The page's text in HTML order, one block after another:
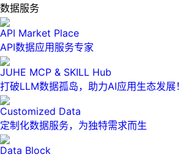
数据服务
API Market Place
API数据应用服务专家
JUHE MCP & SKILL Hub
打破LLM数据孤岛，助力AI应用生态发展！
Customized Data
定制化数据服务，为独特需求而生
Data Block